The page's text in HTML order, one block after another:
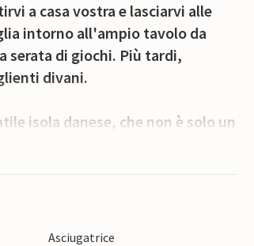
a casa vostra e lasciarvi alle
intorno all'ampio tavolo da
serata di giochi. Più tardi,
divani.
isola danese, che non è solo un
per quanto
e dalla biomassa. Inoltre,
queste delizie: un buon
Asciugatrice